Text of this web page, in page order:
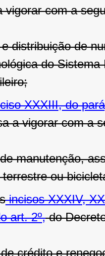
vigorar com a
distribuição de
do
XXXIII, do
a vigorar com a
manutenção,
ou
incisos XXXIV,
art. 2º,do
crédito e